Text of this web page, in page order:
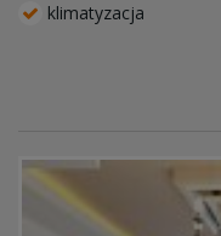
klimatyzacja